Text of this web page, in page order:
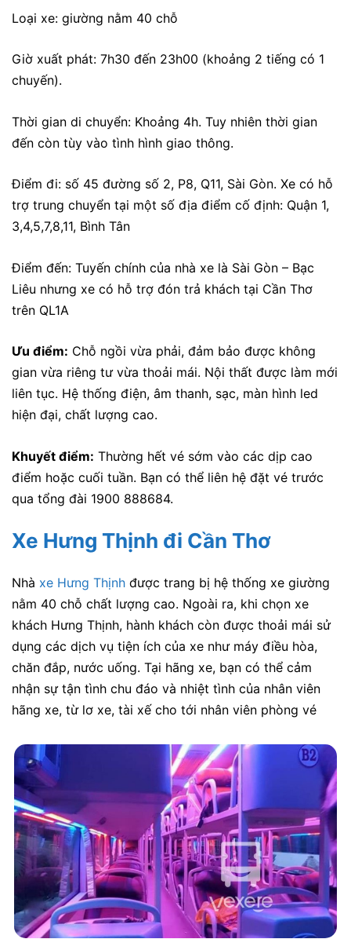
Loại xe: giường nằm 40 chỗ
Giờ xuất phát: 7h30 đến 23h00 (khoảng 2 tiếng có 1
chuyến).
Thời gian di chuyển: Khoảng 4h. Tuy nhiên thời gian
đến còn tùy vào tình hình giao thông.
Điểm đi: số 45 đường số 2, P8, Q11, Sài Gòn. Xe có hỗ
trợ trung chuyển tại một số địa điểm cố định: Quận 1,
3,4,5,7,8,11, Bình Tân
Điểm đến: Tuyến chính của nhà xe là Sài Gòn – Bạc
Liêu nhưng xe có hỗ trợ đón trả khách tại Cần Thơ
trên QL1A
Ưu điểm: Chỗ ngồi vừa phải, đảm bảo được không
gian vừa riêng tư vừa thoải mái. Nội thất được làm mới
liên tục. Hệ thống điện, âm thanh, sạc, màn hình led
hiện đại, chất lượng cao.
Khuyết điểm: Thường hết vé sớm vào các dịp cao
điểm hoặc cuối tuần. Bạn có thể liên hệ đặt vé trước
qua tổng đài 1900 888684.
Xe Hưng Thịnh đi Cần Thơ
Nhà xe Hưng Thịnh được trang bị hệ thống xe giường
nằm 40 chỗ chất lượng cao. Ngoài ra, khi chọn xe
khách Hưng Thịnh, hành khách còn được thoải mái sử
dụng các dịch vụ tiện ích của xe như máy điều hòa,
chăn đắp, nước uống. Tại hãng xe, bạn có thể cảm
nhận sự tận tình chu đáo và nhiệt tình của nhân viên
hãng xe, từ lơ xe, tài xế cho tới nhân viên phòng vé